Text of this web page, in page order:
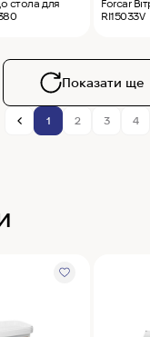
стола для
Forcar
RI15033V
Показати ще
1 2 3 4